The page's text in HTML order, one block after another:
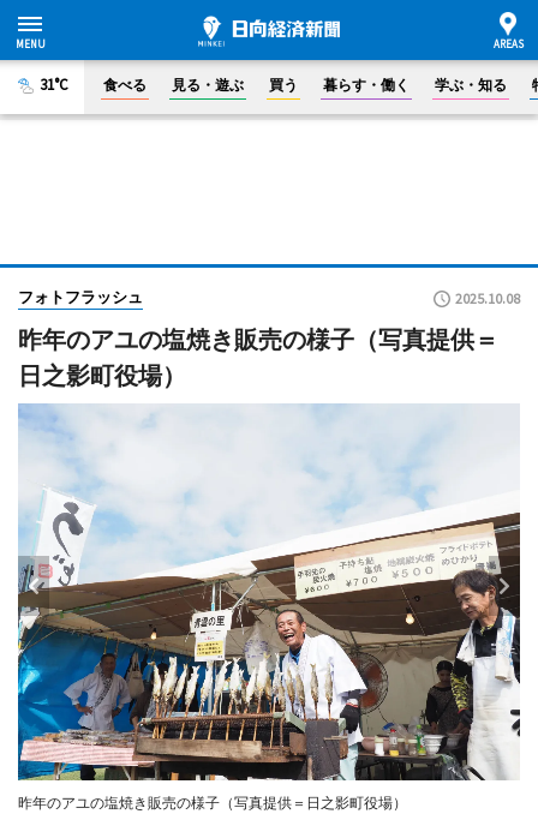
31°C 食べる 見る・遊ぶ 買う 暮らす・働く 学ぶ・知る
フォトフラッシュ 2025.10.08
昨年のアユの塩焼き販売の様子（写真提供＝
日之影町役場）
昨年のアユの塩焼き販売の様子（写真提供＝日之影町役場）